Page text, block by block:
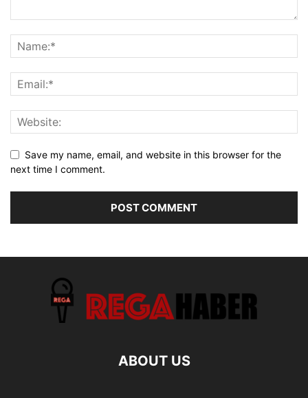
Save my name, email, and website in this browser for the
next time I comment.
ABOUT US